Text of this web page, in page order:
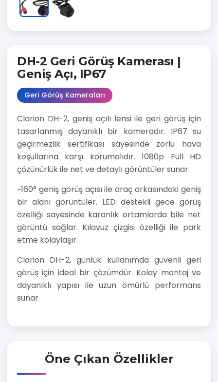
DH-2 Geri Görüş Kamerası |
Geniş Açı, IP67
Geri Görüş Kameraları
Clarion DH-2, geniş açılı lensi ile geri görüş için
tasarlanmış dayanıklı bir kameradır. IP67 su
geçirmezlik sertifikası sayesinde zorlu hava
koşullarına karşı korumalıdır. 1080p Full HD
çözünürlük ile net ve detaylı görüntüler sunar.
~160° geniş görüş açısı ile araç arkasındaki geniş
bir alanı görüntüler. LED destekli gece görüş
özelliği sayesinde karanlık ortamlarda bile net
görüntü sağlar. Kılavuz çizgisi özelliği ile park
etme kolaylaşır.
Clarion DH-2, günlük kullanımda güvenli geri
görüş için ideal bir çözümdür. Kolay montaj ve
dayanıklı yapısı ile uzun ömürlü performans
sunar.
Öne Çıkan Özellikler